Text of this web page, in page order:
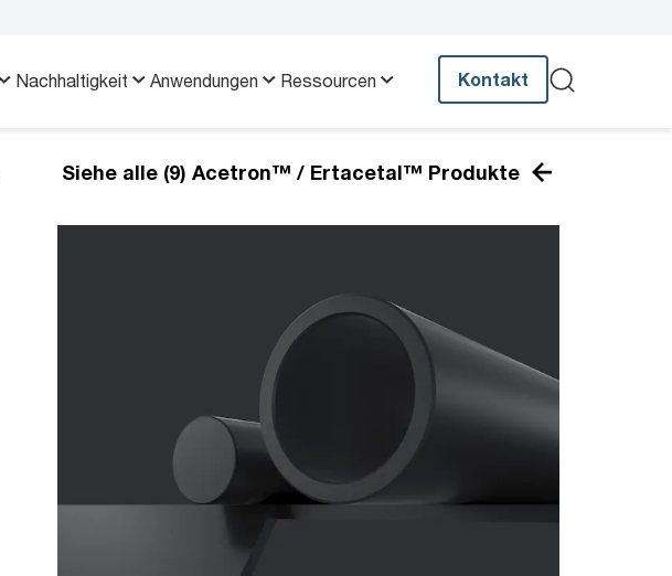
Nachhaltigkeit Anwendungen Ressourcen Kontakt
Siehe alle (9) Acetron™ / Ertacetal™ Produkte